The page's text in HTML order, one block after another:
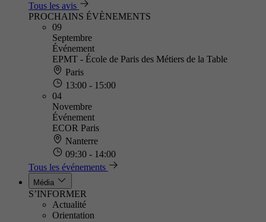
Tous les avis
PROCHAINS ÉVÈNEMENTS
09
Septembre
Événement
EPMT - École de Paris des Métiers de la Table
Paris
13:00 - 15:00
04
Novembre
Événement
ECOR Paris
Nanterre
09:30 - 14:00
Tous les événements
Média
S’INFORMER
Actualité
Orientation